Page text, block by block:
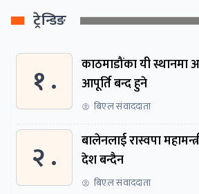
ट्रेन्डिङ
१ .
काठमाडौंका यी स्थानमा
आपूर्ति बन्द हुने
बिएल संवाददाता
२ .
बालेनलाई रास्वपा
देश बन्दैन
बिएल संवाददाता